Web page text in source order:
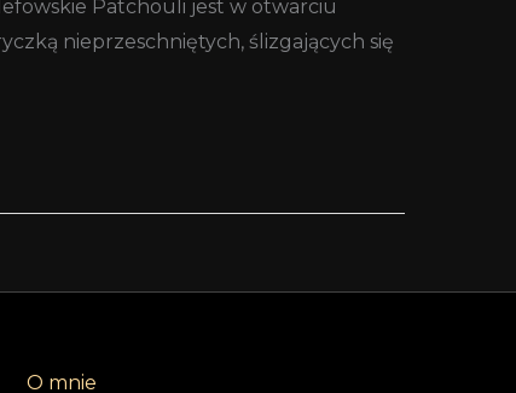
Patchouli jest w otwarciu
nieprzeschniętych, ślizgających się
O mnie